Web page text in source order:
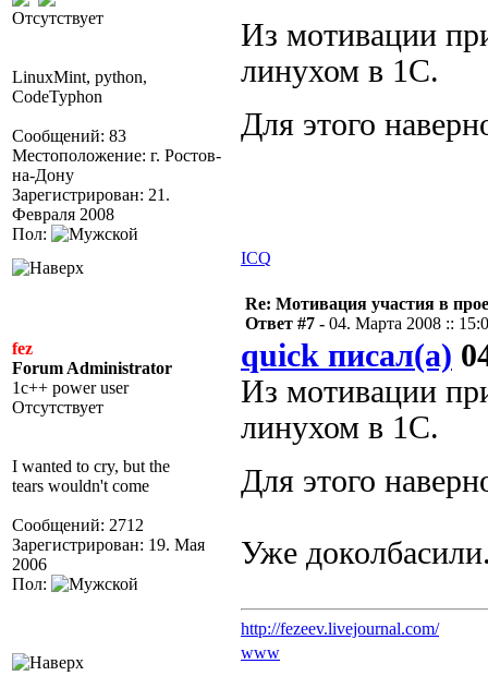
Отсутствует
LinuxMint, python,
CodeTyphon
Сообщений: 83
Местоположение: г. Ростов-
на-Дону
Зарегистрирован: 21.
Февраля 2008
Пол:
Из мотивации
линухом в 1С.
Для этого
ICQ
fez
Forum Administrator
1c++ power user
Отсутствует
I wanted to cry, but the
tears wouldn't come
Сообщений: 2712
Зарегистрирован: 19. Мая
2006
Пол:
Re: Мотивация участия в
Ответ #7 - 04. Марта 2008 ::
quick писал(а)
Из мотивации
линухом в 1С.
Для этого
Уже
http://fezeev.livejournal.com/
www